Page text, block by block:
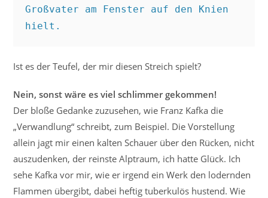
Großvater am Fenster auf den Knien
hielt.
Ist es der Teufel, der mir diesen Streich spielt?
Nein, sonst wäre es viel schlimmer gekommen!
Der bloße Gedanke zuzusehen, wie Franz Kafka die
„Verwandlung“ schreibt, zum Beispiel. Die Vorstellung
allein jagt mir einen kalten Schauer über den Rücken, nicht
auszudenken, der reinste Alptraum, ich hatte Glück. Ich
sehe Kafka vor mir, wie er irgend ein Werk den lodernden
Flammen übergibt, dabei heftig tuberkulös hustend. Wie